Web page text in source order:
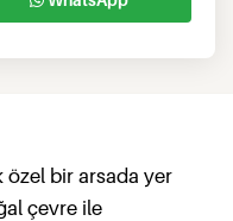
bir arsada yer
çevre ile